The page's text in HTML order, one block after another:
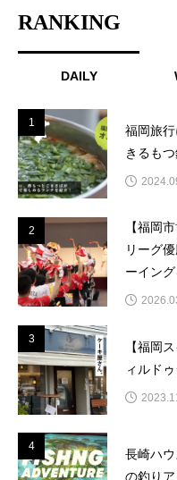
RANKING
DAILY
1
福岡旅
きるも
2
【福岡
リーグ
ーイン
3
【福岡
ィルド
4
長崎ハ
の釣り